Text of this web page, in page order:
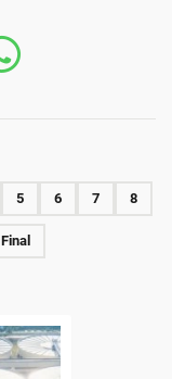
5 6 7 8
Final